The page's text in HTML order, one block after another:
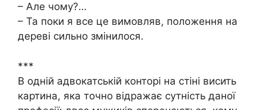
– Але чому?…
– Та поки я все це вимовляв, положення на
дереві сильно змінилося.
***
В одній адвокатській конторі на стіні висить
картина, яка точно відражає сутність даної